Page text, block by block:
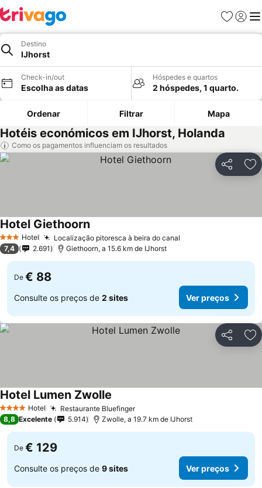
Favoritos
Iniciar
Destino
IJhorst
Check-in/out
Escolha as datas
Hóspedes e quartos
2 hóspedes, 1 quarto.
Ordenar Filtrar Mapa
Hotéis económicos em IJhorst, Holanda
Como os pagamentos influenciam os resultados
Partilhar
3 EstrelasHotel Localização pitoresca à beira do canal
Hotel Giethoorn
7,4 2.691 Giethoorn, a 15.6 km de IJhorst
De € 88
Consulte os preços de 2 sites Ver preços
Partilhar
4 EstrelasHotel Restaurante Bluefinger
Hotel Lumen Zwolle
8,8 Excelente 5.914 Zwolle, a 19.7 km de IJhorst
De € 129
Consulte os preços de 9 sites Ver preços